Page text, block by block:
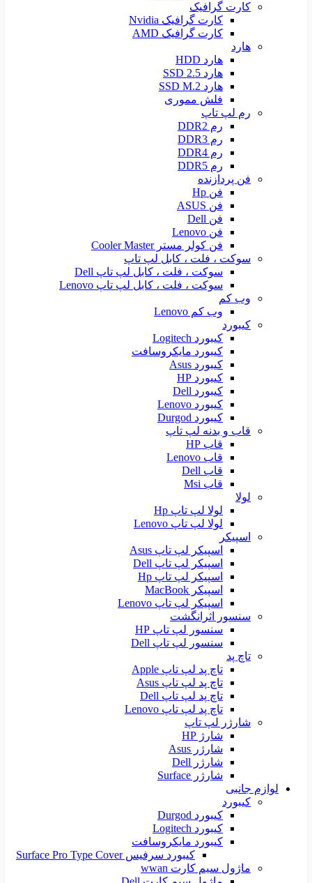
کارت گرافیک
کارت گرافیک Nvidia
کارت گرافیک AMD
هارد
هارد HDD
هارد SSD 2.5
هارد SSD M.2
فلش مموری
رم لپ تاپ
رم DDR2
رم DDR3
رم DDR4
رم DDR5
فن پردازنده
فن Hp
فن ASUS
فن Dell
فن Lenovo
فن کولر مستر Cooler Master
سوکت ، فلت ، کابل لپ تاپ
سوکت ، فلت ، کابل لپ تاپ Dell
سوکت ، فلت ، کابل لپ تاپ Lenovo
وب کم
وب کم Lenovo
کیبورد
کیبورد Logitech
کیبورد مایکروسافت
کیبورد Asus
کیبورد HP
کیبورد Dell
کیبورد Lenovo
کیبورد Durgod
قاب و بدنه لپ تاپ
قاب HP
قاب Lenovo
قاب Dell
قاب Msi
لولا
لولا لپ تاپ Hp
لولا لپ تاپ Lenovo
اسپیکر
اسپیکر لپ تاپ Asus
اسپیکر لپ تاپ Dell
اسپیکر لپ تاپ Hp
اسپیکر MacBook
اسپیکر لپ تاپ Lenovo
سنسور اثرانگشت
سنسور لپ تاپ HP
سنسور لپ تاپ Dell
تاچ پد
تاچ پد لپ تاپ Apple
تاچ پد لپ تاپ Asus
تاچ پد لپ تاپ Dell
تاچ پد لپ تاپ Lenovo
شارژر لپ تاپ
شارژ HP
شارژر Asus
شارژر Dell
شارژر Surface
لوازم جانبی
کیبورد
کیبورد Durgod
کیبورد Logitech
کیبورد مایکروسافت
کیبورد سرفیس Surface Pro Type Cover
ماژول سیم کارت wwan